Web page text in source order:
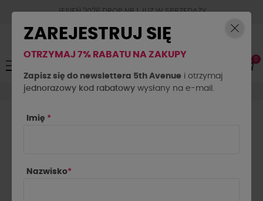
JESIEŃ 2026 DROP NR.1 JUZ W SPRZEDAŻY
Toggle
navigation
☰ 0
Koszule Koszula wiązana La Milla pudrowy róż
ZAREJESTRUJ SIĘ
OTRZYMAJ 7% RABATU NA ZAKUPY
Zapisz się do newslettera 5th Avenue i otrzymaj
jednorazowy kod rabatowy wysłany na e-mail.
Imię *
Nazwisko*